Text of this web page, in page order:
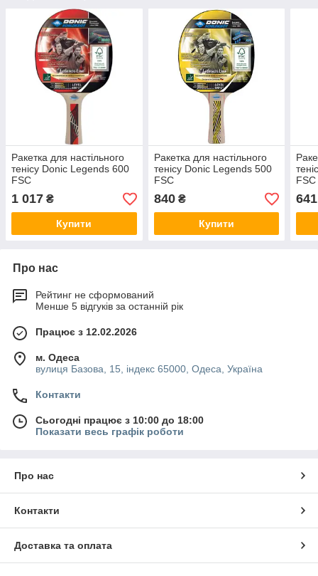
Ракетка для настільного
тенісу Donic Legends 600
FSC
1 017 ₴
Купити
Ракетка для настільного
тенісу Donic Legends 500
FSC
840₴
Купити
FSC
641
Про нас
Рейтинг не сформований
Менше 5 відгуків за останній рік
Працює з 12.02.2026
м. Одеса
вулиця Базова, 15, індекс 65000, Одеса, Україна
Контакти
Сьогодні працює з 10:00 до 18:00
Показати весь графік роботи
Про нас
Контакти
Доставка та оплата